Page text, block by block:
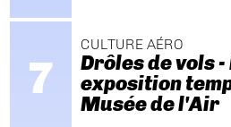
CULTURE AÉRO
Drôles de vols
exposition
Musée de l'Air